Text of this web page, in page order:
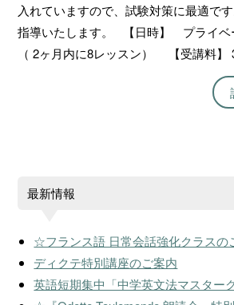
入れていますので、試験対策に最適で
指導いたします。 【日時】 プライ
（ 2ヶ月内に8レッスン） 【受講料
最新情報
☆フランス語 日常会話強化クラス
ディクテ特別講座のご案内
英語短期集中「中学英文法マスター